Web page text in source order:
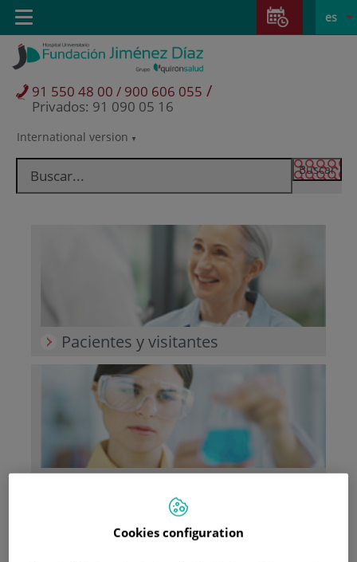
Saltar al contenido
Saltar
contenido
Selector
idioma
activo
es
International version
91 550 48 00 / 900 606 055 /
Privados: 91 090 05 16
Toggle
navigation
Pacientes y visitantes
Cookies configuration